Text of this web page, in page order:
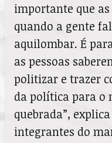
importante que
quando a gente
aquilombar. É
as pessoas
politizar e trazer
da política para o
quebrada”,
integrantes do